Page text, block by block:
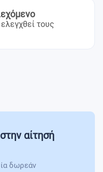
τους
αίτησή
δωρεάν